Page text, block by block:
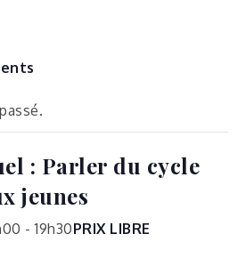
: Parler du cycle
jeunes
-19h30PRIX LIBRE